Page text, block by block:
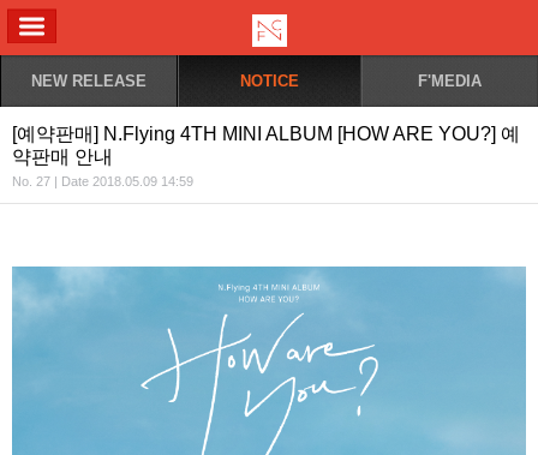
NEW RELEASE NOTICE F'MEDIA
[예약판매] N.Flying 4TH MINI ALBUM [HOW ARE YOU?] 예
약판매 안내
No. 27 | Date 2018.05.09 14:59